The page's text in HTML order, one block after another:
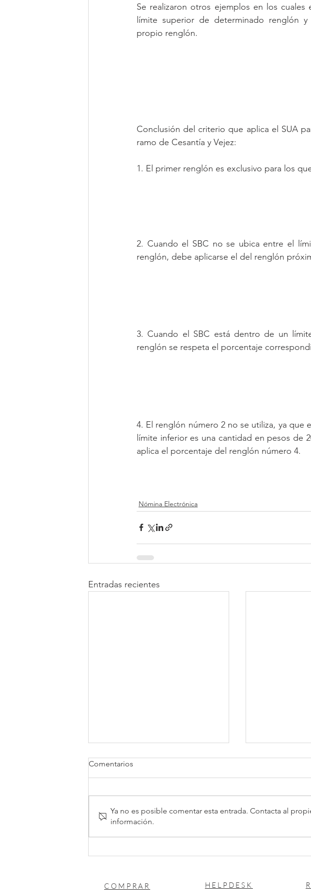
Se realizaron otros ejemplos en los
límite superior de determinado renglón
propio renglón.
Conclusión del criterio que aplica el SUA
ramo de Cesantía y Vejez:
1. El primer renglón es exclusivo para los
2. Cuando el SBC no se ubica entre el
renglón, debe aplicarse el del renglón
3. Cuando el SBC está dentro de un
renglón se respeta el porcentaje
4. El renglón número 2 no se utiliza, ya que
límite inferior es una cantidad en pesos de
aplica el porcentaje del renglón número 4.
Nómina Electrónica
Entradas recientes
Reducción de la jornada
Comentarios
Ya no es posible comentar esta entrada. Contacta al
información.
COMPRAR HELPDESK